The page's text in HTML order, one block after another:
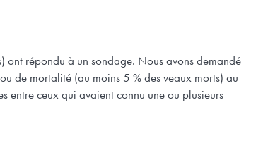
répondu à un sondage. Nous avons demandé
de mortalité (au moins 5 % des veaux morts) au
entre ceux qui avaient connu une ou plusieurs